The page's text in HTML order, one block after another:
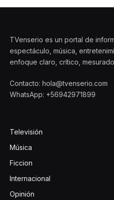
TVenserio es un portal de
espectáculo, música,
enfoque claro, crítico,
Contacto: hola@tvenserio.com
WhatsApp: +56942971899
Televisión
Música
Ficcion
Internacional
Opinión